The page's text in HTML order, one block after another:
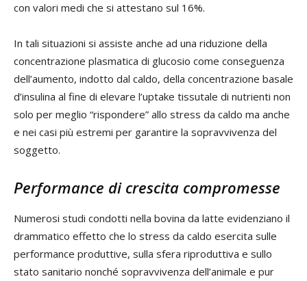
con valori medi che si attestano sul 16%.
In tali situazioni si assiste anche ad una riduzione della
concentrazione plasmatica di glucosio come conseguenza
dell’aumento, indotto dal caldo, della concentrazione basale
d’insulina al fine di elevare l’uptake tissutale di nutrienti non
solo per meglio “rispondere” allo stress da caldo ma anche
e nei casi più estremi per garantire la sopravvivenza del
soggetto.
Performance di crescita compromesse
Numerosi studi condotti nella bovina da latte evidenziano il
drammatico effetto che lo stress da caldo esercita sulle
performance produttive, sulla sfera riproduttiva e sullo
stato sanitario nonché sopravvivenza dell’animale e pur